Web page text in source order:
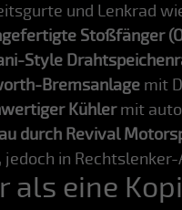
und Lenkrad
Stoßfänger
Style
Bremsanlage mit
Kühlermit
durch Revival
, jedoch in
als eine